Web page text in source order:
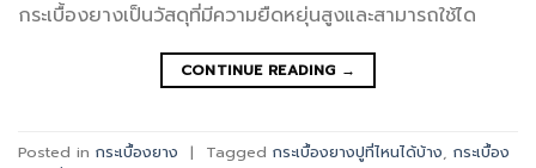
กระเบื้องยางเป็นวัสดุที่มีความยืดหยุ่นสูงและสามารถใช้ได
CONTINUE READING →
Posted in กระเบื้องยาง | Tagged กระเบื้องยางปูที่ไหนได้บ้าง กระเบื้อง